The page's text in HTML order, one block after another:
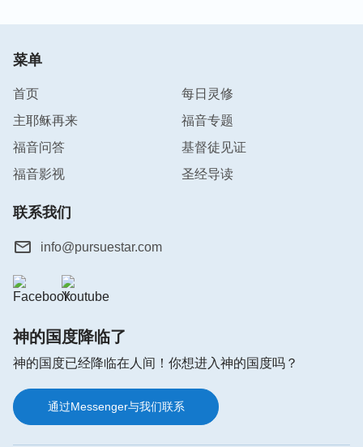
菜单
首页
每日灵修
主耶稣再来
福音专题
福音问答
基督徒见证
福音影视
圣经导读
联系我们
info@pursuestar.com
神的国度降临了
神的国度已经降临在人间！你想进入神的国度吗？
通过Messenger与我们联系